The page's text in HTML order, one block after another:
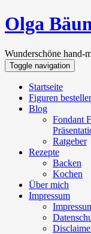
Olga
Wunderschöne hand-
Toggle navigation
Startseite
Figuren
Blog
Fondant
Ratgeber
Rezepte
Backen
Kochen
Über mich
Impressum